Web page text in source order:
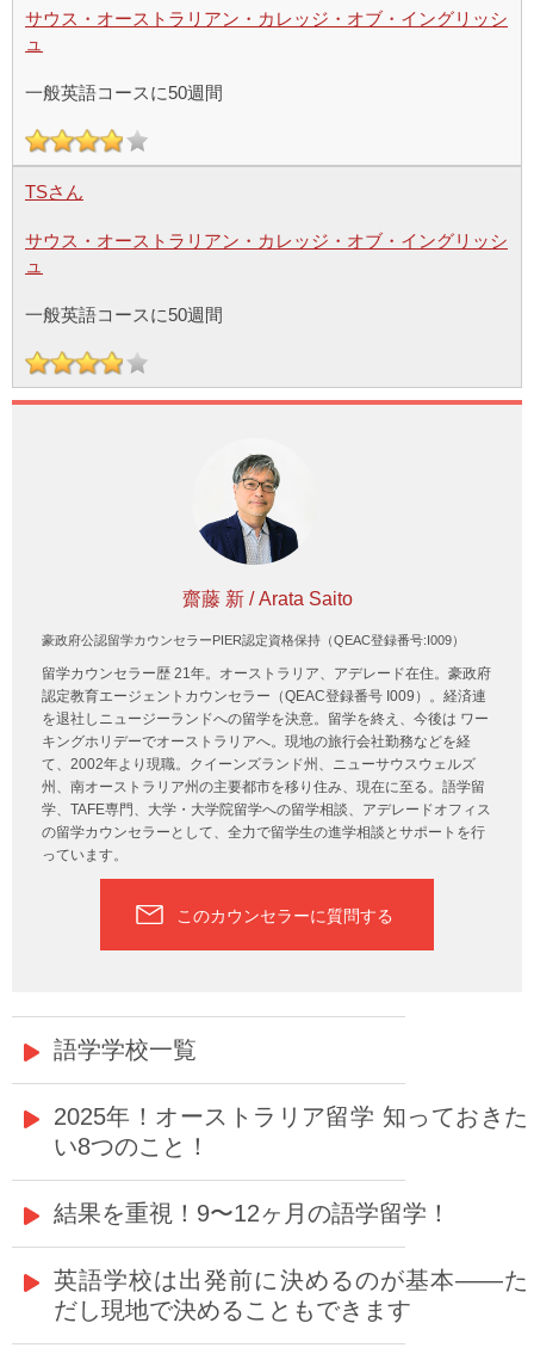
サウス・オーストラリアン・カレッジ・オブ・イングリッシ
ュ
一般英語コースに50週間
TSさん
サウス・オーストラリアン・カレッジ・オブ・イングリッシ
ュ
一般英語コースに50週間
齋藤 新 / Arata Saito
豪政府公認留学カウンセラーPIER認定資格保持（QEAC登録番号:I009）
留学カウンセラー歴 21年。オーストラリア、アデレード在住。豪政府
認定教育エージェントカウンセラー（QEAC登録番号 I009）。経済連
を退社しニュージーランドへの留学を決意。留学を終え、今後は ワー
キングホリデーでオーストラリアへ。現地の旅行会社勤務などを経
て、2002年より現職。クイーンズランド州、ニューサウスウェルズ
州、南オーストラリア州の主要都市を移り住み、現在に至る。語学留
学、TAFE専門、大学・大学院留学への留学相談、アデレードオフィス
の留学カウンセラーとして、全力で留学生の進学相談とサポートを行
っています。
このカウンセラーに質問する
語学学校一覧
2025年！オーストラリア留学 知っておきた
い8つのこと！
結果を重視！9〜12ヶ月の語学留学！
英語学校は出発前に決めるのが基本——た
だし現地で決めることもできます